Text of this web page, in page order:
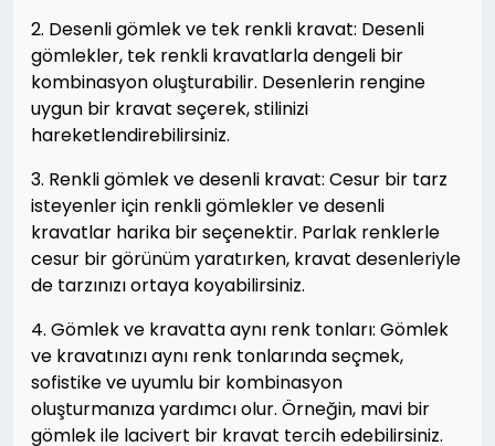
2. Desenli gömlek ve tek renkli kravat: Desenli
gömlekler, tek renkli kravatlarla dengeli bir
kombinasyon oluşturabilir. Desenlerin rengine
uygun bir kravat seçerek, stilinizi
hareketlendirebilirsiniz.
3. Renkli gömlek ve desenli kravat: Cesur bir tarz
isteyenler için renkli gömlekler ve desenli
kravatlar harika bir seçenektir. Parlak renklerle
cesur bir görünüm yaratırken, kravat desenleriyle
de tarzınızı ortaya koyabilirsiniz.
4. Gömlek ve kravatta aynı renk tonları: Gömlek
ve kravatınızı aynı renk tonlarında seçmek,
sofistike ve uyumlu bir kombinasyon
oluşturmanıza yardımcı olur. Örneğin, mavi bir
gömlek ile lacivert bir kravat tercih edebilirsiniz.